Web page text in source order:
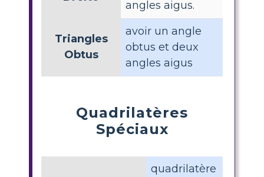
angles aigus.
Triangles
Obtus
avoir un angle
obtus et deux
angles aigus
Quadrilatères
Spéciaux
quadrilatère